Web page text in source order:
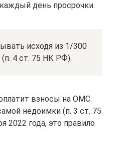
день просрочки.
исходя из 1/300
4 ст. 75 НК РФ).
взносы на ОМС.
недоимки (п. 3 ст. 75
2022 года, это правило